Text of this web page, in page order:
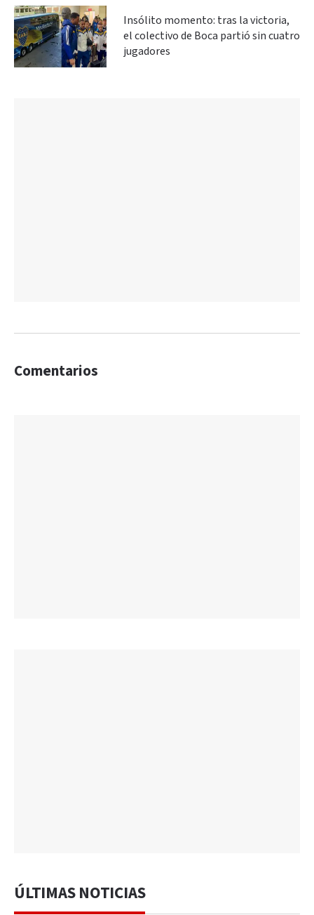
Insólito momento: tras la victoria,
el colectivo de Boca partió sin cuatro
jugadores
Comentarios
ÚLTIMAS NOTICIAS